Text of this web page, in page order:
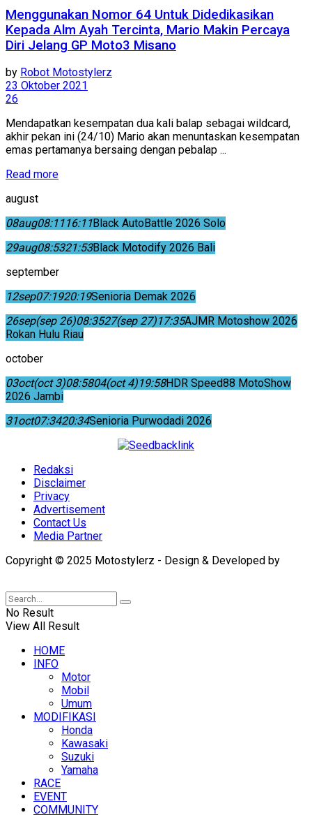
Menggunakan Nomor 64 Untuk Didedikasikan
Kepada Alm Ayah Tercinta, Mario Makin Percaya
Diri Jelang GP Moto3 Misano
by Robot Motostylerz
23 Oktober 2021
26
Mendapatkan kesempatan dua kali balap sebagai wildcard,
akhir pekan ini (24/10) Mario akan menuntaskan kesempatan
emas pertamanya bersaing dengan pebalap ...
Read more
august
08aug08:1116:11Black AutoBattle 2026 Solo
29aug08:5321:53Black Motodify 2026 Bali
september
12sep07:1920:19Senioria Demak 2026
26sep(sep 26)08:3527(sep 27)17:35AJMR Motoshow 2026
Rokan Hulu Riau
october
03oct(oct 3)08:5804(oct 4)19:58HDR Speed88 MotoShow
2026 Jambi
31oct07:3420:34Senioria Purwodadi 2026
Redaksi
Disclaimer
Privacy
Advertisement
Contact Us
Media Partner
Copyright © 2025 Motostylerz - Design & Developed by
No Result
View All Result
HOME
INFO
Motor
Mobil
Umum
MODIFIKASI
Honda
Kawasaki
Suzuki
Yamaha
RACE
EVENT
COMMUNITY